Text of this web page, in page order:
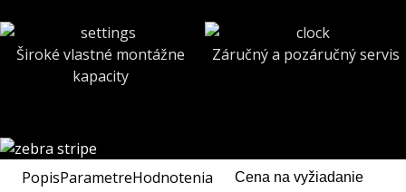
Široké vlastné montážne
kapacity
Záručný a pozáručný servis
PopisParametreHodnotenia Cena na vyžiadanie